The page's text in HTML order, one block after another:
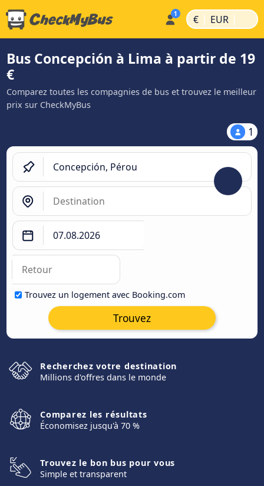
€ | EUR |
Bus Concepción à Lima à partir de 19
€
Comparez toutes les compagnies de bus et trouvez le meilleur
prix sur CheckMyBus
1
Trouvez un logement avec Booking.com
Trouvez
Recherchez votre destination
Millions d'offres dans le monde
Comparez les résultats
Économisez jusqu'à 70 %
Trouvez le bon bus pour vous
Simple et transparent